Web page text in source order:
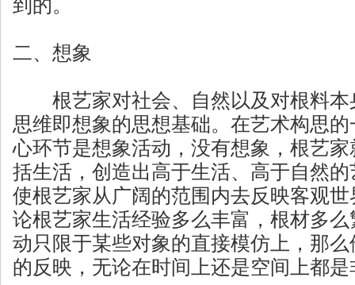
到的。
二、想象
根艺家对社会、自然以及对根料本
思维即想象的思想基础。在艺术构思
心环节是想象活动，没有想象，根艺
括生活，创造出高于生活、高于自然
使根艺家从广阔的范围内去反映客观
论根艺家生活经验多么丰富，根材多
动只限于某些对象的直接模仿上，那
的反映，无论在时间上还是空间上都